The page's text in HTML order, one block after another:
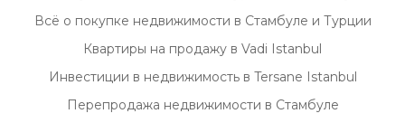
Всё о покупке недвижимости в Стамбуле и Турции
Квартиры на продажу в Vadi Istanbul
Инвестиции в недвижимость в Tersane Istanbul
Перепродажа недвижимости в Стамбуле